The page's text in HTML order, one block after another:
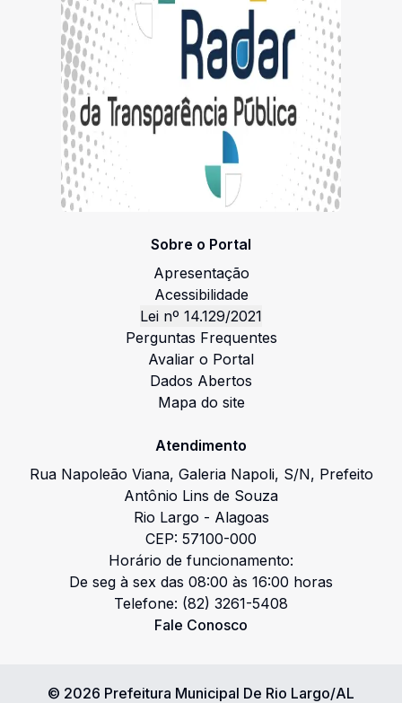
Sobre o Portal
Apresentação
Acessibilidade
Lei nº 14.129/2021
Perguntas Frequentes
Avaliar o Portal
Dados Abertos
Mapa do site
Atendimento
Rua Napoleão Viana, Galeria Napoli, S/N, Prefeito
Antônio Lins de Souza
Rio Largo - Alagoas
CEP: 57100-000
Horário de funcionamento:
De seg à sex das 08:00 às 16:00 horas
Telefone: (82) 3261-5408
Fale Conosco
© 2026 Prefeitura Municipal De Rio Largo/AL